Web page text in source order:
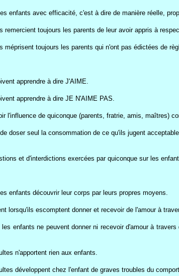
enfants avec efficacité, c'est à dire de manière réelle,
remercient toujours les parents de leur avoir appris à
méprisent toujours les parents qui n'ont pas édictées de
apprendre à dire J'AIME.
apprendre à dire JE N'AIME PAS.
l'influence de quiconque (parents, fratrie, amis, maîtres)
doser seul la consommation de ce qu'ils jugent
et d'interdictions exercées par quiconque sur les
enfants découvrir leur corps par leurs propres moyens.
lorsqu'ils escomptent donner et recevoir de l'amour à
les enfants ne peuvent donner ni recevoir d'amour à
n'apportent rien aux enfants.
développent chez l'enfant de graves troubles du